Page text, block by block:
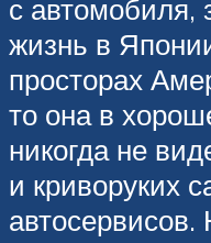
с автомобиля,
жизнь в
просторах
то она в
никогда не
и криворуких